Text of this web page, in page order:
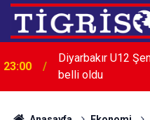
22:32
Menderes
uzaklaştırıldı